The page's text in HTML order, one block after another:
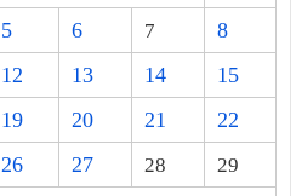
5 6 7
8
12 13 14
15
19 20 21
22
26 27 28
29